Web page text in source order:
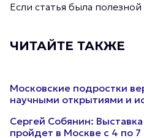
Если статья была
ЧИТАЙТЕ ТАКЖЕ
Московские подростки
научными открытиями и
Сергей Собянин:
пройдет в Москве с 4 по 7